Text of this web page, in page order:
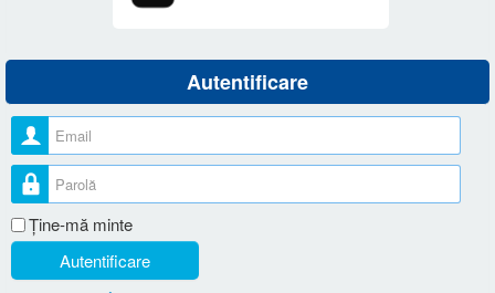
Autentificare
Nume utilizator
Parolă
Ţine-mă minte
Autentificare